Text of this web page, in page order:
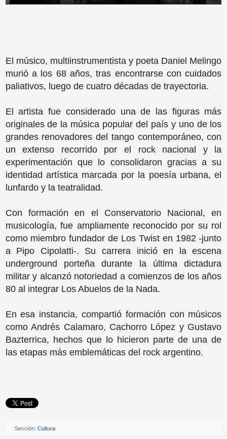
El músico, multiinstrumentista y poeta Daniel Melingo
murió a los 68 años, tras encontrarse con cuidados
paliativos, luego de cuatro décadas de trayectoria.
El artista fue considerado una de las figuras más
originales de la música popular del país y uno de los
grandes renovadores del tango contemporáneo, con
un extenso recorrido por el rock nacional y la
experimentación que lo consolidaron gracias a su
identidad artística marcada por la poesía urbana, el
lunfardo y la teatralidad.
Con formación en el Conservatorio Nacional, en
musicología, fue ampliamente reconocido por su rol
como miembro fundador de Los Twist en 1982 -junto
a Pipo Cipolatti-. Su carrera inició en la escena
underground porteña durante la última dictadura
militar y alcanzó notoriedad a comienzos de los años
80 al integrar Los Abuelos de la Nada.
En esa instancia, compartió formación con músicos
como Andrés Calamaro, Cachorro López y Gustavo
Bazterrica, hechos que lo hicieron parte de una de
las etapas más emblemáticas del rock argentino.
Sección:Cultura